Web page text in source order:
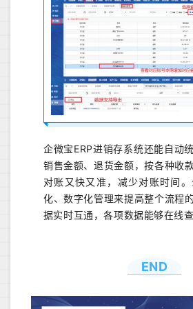
企微宝ERP进销存系统还能自动
销售金额、退货金额，按各种收
对账又快又准，减少对账时间
化、数字化管理来提高整个流程
据实时互通，各项数据能够在线查
END